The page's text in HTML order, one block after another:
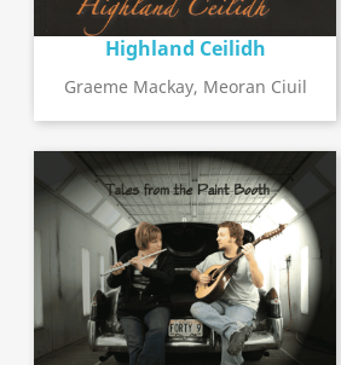
Highland Ceilidh
Graeme Mackay, Meoran Ciuil